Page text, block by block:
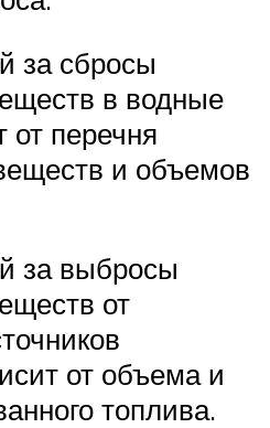
за сбросы
в водные
от перечня
и объемов
за выбросы
от
от объема и
топлива.